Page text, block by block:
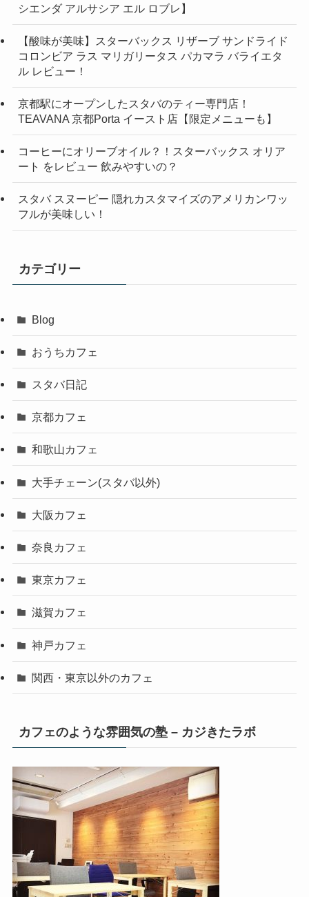
シエンダ アルサシア エル ロブレ】
【酸味が美味】スターバックス リザーブ サンドライド
コロンビア ラス マリガリータス パカマラ バライエタ
ル レビュー！
京都駅にオープンしたスタバのティー専門店！
TEAVANA 京都Porta イースト店【限定メニューも】
コーヒーにオリーブオイル？！スターバックス オリア
ート をレビュー 飲みやすいの？
スタバ スヌーピー 隠れカスタマイズのアメリカンワッ
フルが美味しい！
カテゴリー
Blog
おうちカフェ
スタバ日記
京都カフェ
和歌山カフェ
大手チェーン(スタバ以外)
大阪カフェ
奈良カフェ
東京カフェ
滋賀カフェ
神戸カフェ
関西・東京以外のカフェ
カフェのような雰囲気の塾 – カジきたラボ